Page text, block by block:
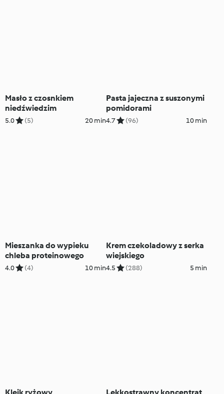
Masło z czosnkiem
niedźwiedzim
5.0 (5) 20 min
Pasta jajeczna z suszonymi
pomidorami
4.7 (96) 10 min
Mieszanka do wypieku
chleba proteinowego
4.0 (4) 10 min
Krem czekoladowy z serka
wiejskiego
4.5 (288) 5 min